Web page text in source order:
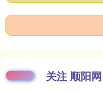
关注 顺阳网